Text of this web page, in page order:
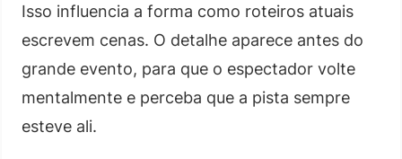
Isso influencia a forma como roteiros atuais
escrevem cenas. O detalhe aparece antes do
grande evento, para que o espectador volte
mentalmente e perceba que a pista sempre
esteve ali.